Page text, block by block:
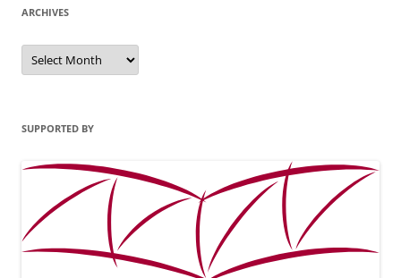
ARCHIVES
Archives
SUPPORTED BY